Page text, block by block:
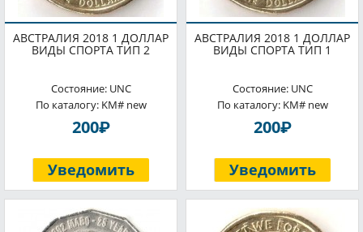
АВСТРАЛИЯ 2018 1 ДОЛЛАР
ВИДЫ СПОРТА ТИП 2
Состояние: UNC
По каталогу: KM# new
200P
Уведомить
АВСТРАЛИЯ 2018 1 ДОЛЛАР
ВИДЫ СПОРТА ТИП 1
Состояние: UNC
По каталогу: KM# new
200P
Уведомить